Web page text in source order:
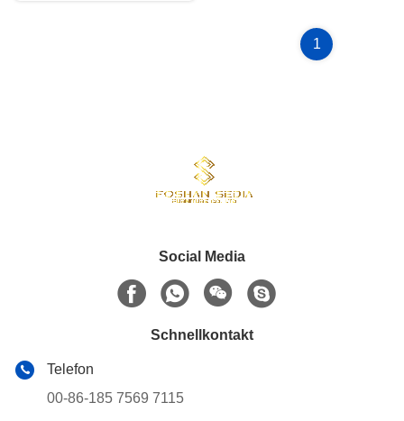
1
Social Media
Schnellkontakt
Telefon
00-86-185 7569 7115